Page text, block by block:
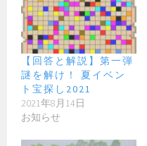
【回答と解説】第一弾
謎を解け！ 夏イベン
ト宝探し2021
2021年8月14日
お知らせ